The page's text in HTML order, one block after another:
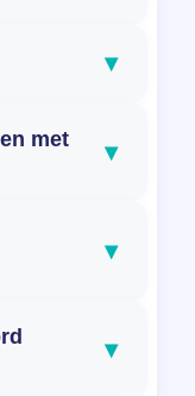
▾
met
▾
▾
▾